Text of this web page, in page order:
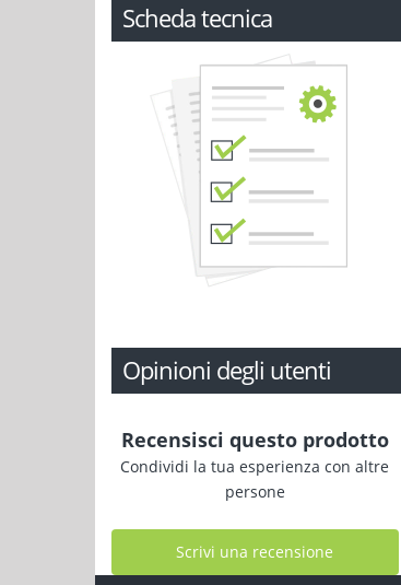
Scheda tecnica
Opinioni degli utenti
Recensisci questo prodotto
Condividi la tua esperienza con altre
persone
Scrivi una recensione